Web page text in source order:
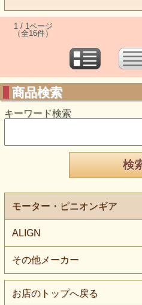
1 / 1ページ
（全16件）
商品検索
キーワード検索
モーター・ピニオンギア
ALIGN
その他メーカー
お店のトップへ戻る